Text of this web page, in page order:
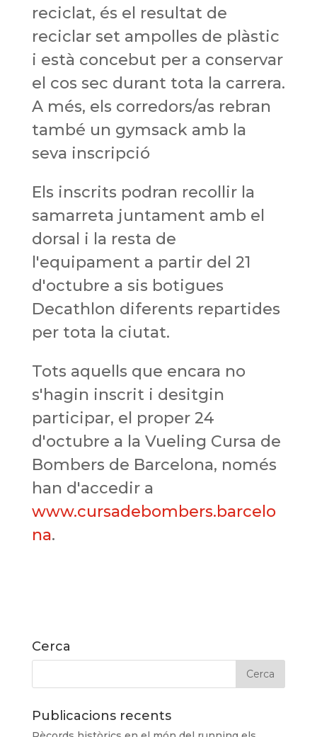
reciclat, és el resultat de
reciclar set ampolles de plàstic
i està concebut per a conservar
el cos sec durant tota la carrera.
A més, els corredors/as rebran
també un gymsack amb la
seva inscripció
Els inscrits podran recollir la
samarreta juntament amb el
dorsal i la resta de
l'equipament a partir del 21
d'octubre a sis botigues
Decathlon diferents repartides
per tota la ciutat.
Tots aquells que encara no
s'hagin inscrit i desitgin
participar, el proper 24
d'octubre a la Vueling Cursa de
Bombers de Barcelona, només
han d'accedir a
www.cursadebombers.barcelo
na.
Cerca
Publicacions recents